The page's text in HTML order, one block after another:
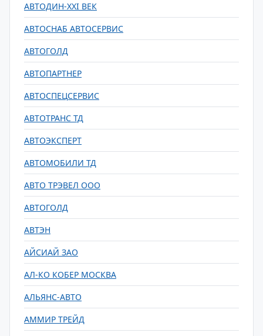
АВТОДИН-XXI ВЕК
АВТОСНАБ АВТОСЕРВИС
АВТОГОЛД
АВТОПАРТНЕР
АВТОСПЕЦСЕРВИС
АВТОТРАНС ТД
АВТОЭКСПЕРТ
АВТОМОБИЛИ ТД
АВТО ТРЭВЕЛ ООО
АВТОГОЛД
АВТЭН
АЙСИАЙ ЗАО
АЛ-КО КОБЕР МОСКВА
АЛЬЯНС-АВТО
АММИР ТРЕЙД